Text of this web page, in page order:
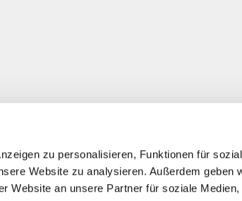
zu personalisieren, Funktionen für
Website zu analysieren. Außerdem geben
Website an unsere Partner für soziale Medien,